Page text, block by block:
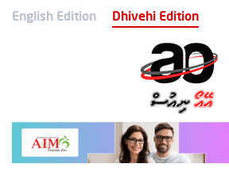
English Edition Dhivehi Edition